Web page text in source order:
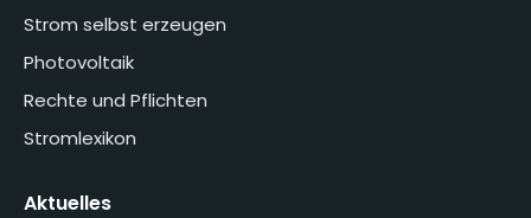
Strom selbst erzeugen
Photovoltaik
Rechte und Pflichten
Stromlexikon
Aktuelles